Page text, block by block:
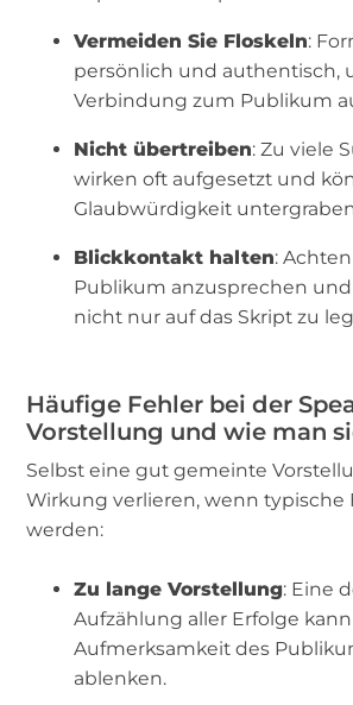
Vermeiden Sie Floskeln:
persönlich und authentisch,
Verbindung zum Publikum
Nicht übertreiben: Zu viele
wirken oft aufgesetzt und
Glaubwürdigkeit
Blickkontakt halten:
Publikum anzusprechen
nicht nur auf das Skript zu
Häufige Fehler bei der
Vorstellung und wie man
Selbst eine gut gemeinte
Wirkung verlieren, wenn typische
werden:
Zu lange Vorstellung: Eine
Aufzählung aller Erfolge
Aufmerksamkeit des
ablenken.